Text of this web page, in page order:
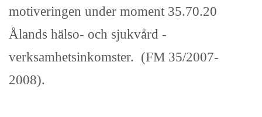
motiveringen under moment 35.70.20
Ålands hälso- och sjukvård -
verksamhetsinkomster. (FM 35/2007-
2008).